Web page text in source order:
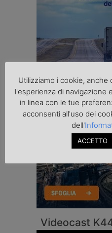
Videocast
Utilizziamo i cookie, anche
l'esperienza di navigazione
in linea con le tue
acconsenti all'uso dei
dell'
ACCETTO